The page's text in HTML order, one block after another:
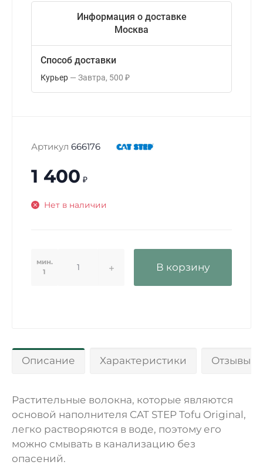
Информация о доставке
Москва
Способ доставки
Курьер Завтра 500 ₽
Артикул 666176
1 400 ₽
Нет в наличии
мин.
1
В корзину
Описание Характеристики Отзывы 0
Растительные волокна, которые являются
основой наполнителя CAT STEP Tofu Original,
легко растворяются в воде, поэтому его
можно смывать в канализацию без
опасений.